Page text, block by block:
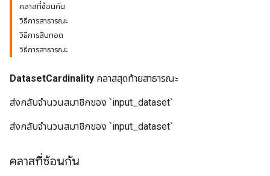
คลาสที่ซ้อนกัน
วิธีการสาธารณะ
วิธีการสืบทอด
วิธีการสาธารณะ
DatasetCardinality คลาสสุดท้ายสาธารณะ
ส่งกลับจำนวนสมาชิกของ `input_dataset`
ส่งกลับจำนวนสมาชิกของ `input_dataset`
คลาสที่ซ้อนกัน